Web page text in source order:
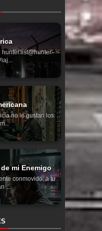
no le gustan los
mi Enemigo
conmovido; a tu
...